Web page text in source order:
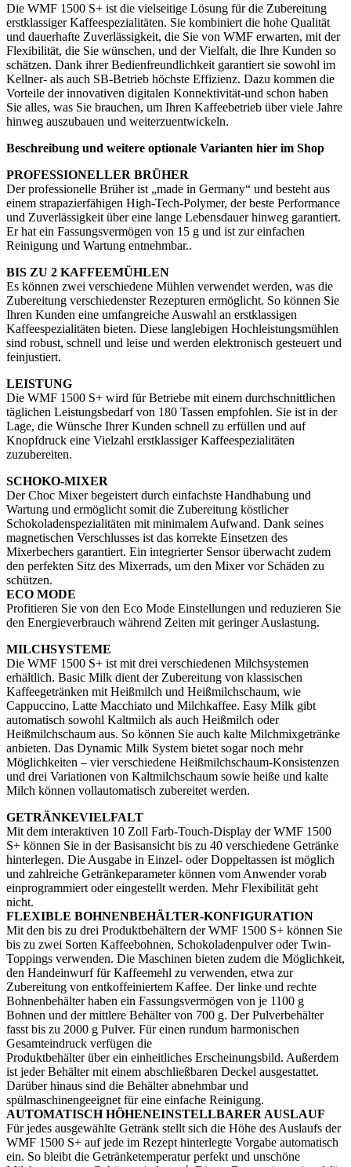
Die WMF 1500 S+ ist die vielseitige Lösung für die Zubereitung
erstklassiger Kaffeespezialitäten. Sie kombiniert die hohe Qualität
und dauerhafte Zuverlässigkeit, die Sie von WMF erwarten, mit der
Flexibilität, die Sie wünschen, und der Vielfalt, die Ihre Kunden so
schätzen. Dank ihrer Bedienfreundlichkeit garantiert sie sowohl im
Kellner- als auch SB-Betrieb höchste Effizienz. Dazu kommen die
Vorteile der innovativen digitalen Konnektivität-und schon haben
Sie alles, was Sie brauchen, um Ihren Kaffeebetrieb über viele Jahre
hinweg auszubauen und weiterzuentwickeln.
Beschreibung und weitere optionale Varianten hier im Shop
PROFESSIONELLER BRÜHER
Der professionelle Brüher ist „made in Germany“ und besteht aus
einem strapazierfähigen High-Tech-Polymer, der beste Performance
und Zuverlässigkeit über eine lange Lebensdauer hinweg garantiert.
Er hat ein Fassungsvermögen von 15 g und ist zur einfachen
Reinigung und Wartung entnehmbar..
BIS ZU 2 KAFFEEMÜHLEN
Es können zwei verschiedene Mühlen verwendet werden, was die
Zubereitung verschiedenster Rezepturen ermöglicht. So können Sie
Ihren Kunden eine umfangreiche Auswahl an erstklassigen
Kaffeespezialitäten bieten. Diese langlebigen Hochleistungsmühlen
sind robust, schnell und leise und werden elektronisch gesteuert und
feinjustiert.
LEISTUNG
Die WMF 1500 S+ wird für Betriebe mit einem durchschnittlichen
täglichen Leistungsbedarf von 180 Tassen empfohlen. Sie ist in der
Lage, die Wünsche Ihrer Kunden schnell zu erfüllen und auf
Knopfdruck eine Vielzahl erstklassiger Kaffeespezialitäten
zuzubereiten.
SCHOKO-MIXER
Der Choc Mixer begeistert durch einfachste Handhabung und
Wartung und ermöglicht somit die Zubereitung köstlicher
Schokoladenspezialitäten mit minimalem Aufwand. Dank seines
magnetischen Verschlusses ist das korrekte Einsetzen des
Mixerbechers garantiert. Ein integrierter Sensor überwacht zudem
den perfekten Sitz des Mixerrads, um den Mixer vor Schäden zu
schützen.
ECO MODE
Profitieren Sie von den Eco Mode Einstellungen und reduzieren Sie
den Energieverbrauch während Zeiten mit geringer Auslastung.
MILCHSYSTEME
Die WMF 1500 S+ ist mit drei verschiedenen Milchsystemen
erhältlich. Basic Milk dient der Zubereitung von klassischen
Kaffeegetränken mit Heißmilch und Heißmilchschaum, wie
Cappuccino, Latte Macchiato und Milchkaffee. Easy Milk gibt
automatisch sowohl Kaltmilch als auch Heißmilch oder
Heißmilchschaum aus. So können Sie auch kalte Milchmixgetränke
anbieten. Das Dynamic Milk System bietet sogar noch mehr
Möglichkeiten – vier verschiedene Heißmilchschaum-Konsistenzen
und drei Variationen von Kaltmilchschaum sowie heiße und kalte
Milch können vollautomatisch zubereitet werden.
GETRÄNKEVIELFALT
Mit dem interaktiven 10 Zoll Farb-Touch-Display der WMF 1500
S+ können Sie in der Basisansicht bis zu 40 verschiedene Getränke
hinterlegen. Die Ausgabe in Einzel- oder Doppeltassen ist möglich
und zahlreiche Getränkeparameter können vom Anwender vorab
einprogrammiert oder eingestellt werden. Mehr Flexibilität geht
nicht.
FLEXIBLE BOHNENBEHÄLTER-KONFIGURATION
Mit den bis zu drei Produktbehältern der WMF 1500 S+ können Sie
bis zu zwei Sorten Kaffeebohnen, Schokoladenpulver oder Twin-
Toppings verwenden. Die Maschinen bieten zudem die Möglichkeit,
den Handeinwurf für Kaffeemehl zu verwenden, etwa zur
Zubereitung von entkoffeiniertem Kaffee. Der linke und rechte
Bohnenbehälter haben ein Fassungsvermögen von je 1100 g
Bohnen und der mittlere Behälter von 700 g. Der Pulverbehälter
fasst bis zu 2000 g Pulver. Für einen rundum harmonischen
Gesamteindruck verfügen die
Produktbehälter über ein einheitliches Erscheinungsbild. Außerdem
ist jeder Behälter mit einem abschließbaren Deckel ausgestattet.
Darüber hinaus sind die Behälter abnehmbar und
spülmaschinengeeignet für eine einfache Reinigung.
AUTOMATISCH HÖHENEINSTELLBARER AUSLAUF
Für jedes ausgewählte Getränk stellt sich die Höhe des Auslaufs der
WMF 1500 S+ auf jede im Rezept hinterlegte Vorgabe automatisch
ein. So bleibt die Getränketemperatur perfekt und unschöne